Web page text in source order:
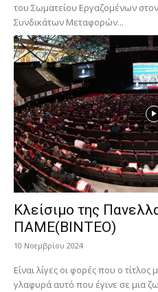
του Σωματείου Εργαζομένων
Συνδικάτων Μεταφορών...
Κλείσιμο της
ΠΑΜΕ(ΒΙΝΤΕΟ)
10 Νοεμβρίου 2024
Είναι λίγες οι φορές που ο
γλαφυρά αυτό που έγινε σε μια